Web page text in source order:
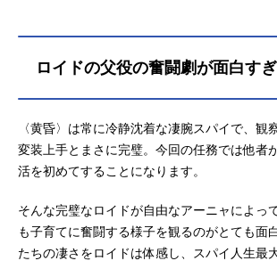
ロイドの父役の奮闘劇が面白す
〈黄昏〉は常に冷静沈着な凄腕スパイで、観
変装上手とまさに完璧。今回の任務では他者
活を初めてすることになります。
そんな完璧なロイドが自由なアーニャによっ
も子育てに奮闘する様子を観るのがとても面
たちの凄さをロイドは体感し、スパイ人生最